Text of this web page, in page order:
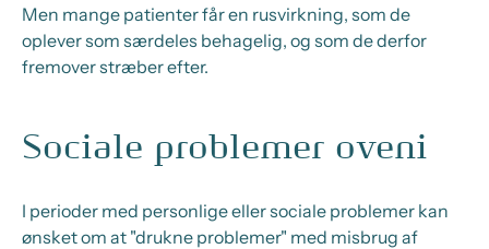
Men mange patienter får en rusvirkning, som de
oplever som særdeles behagelig, og som de derfor
fremover stræber efter.
Sociale problemer oveni
I perioder med personlige eller sociale problemer kan
ønsket om at "drukne problemer" med misbrug af